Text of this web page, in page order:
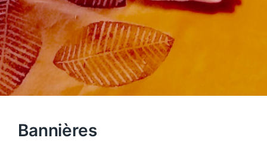
Bannières